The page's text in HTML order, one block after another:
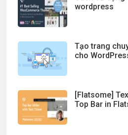
wordpress
Tạo trang
cho
[Flatsome]
Top Bar in